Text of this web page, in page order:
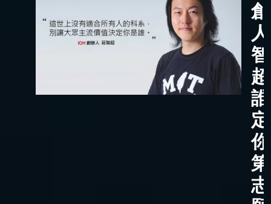
智
志